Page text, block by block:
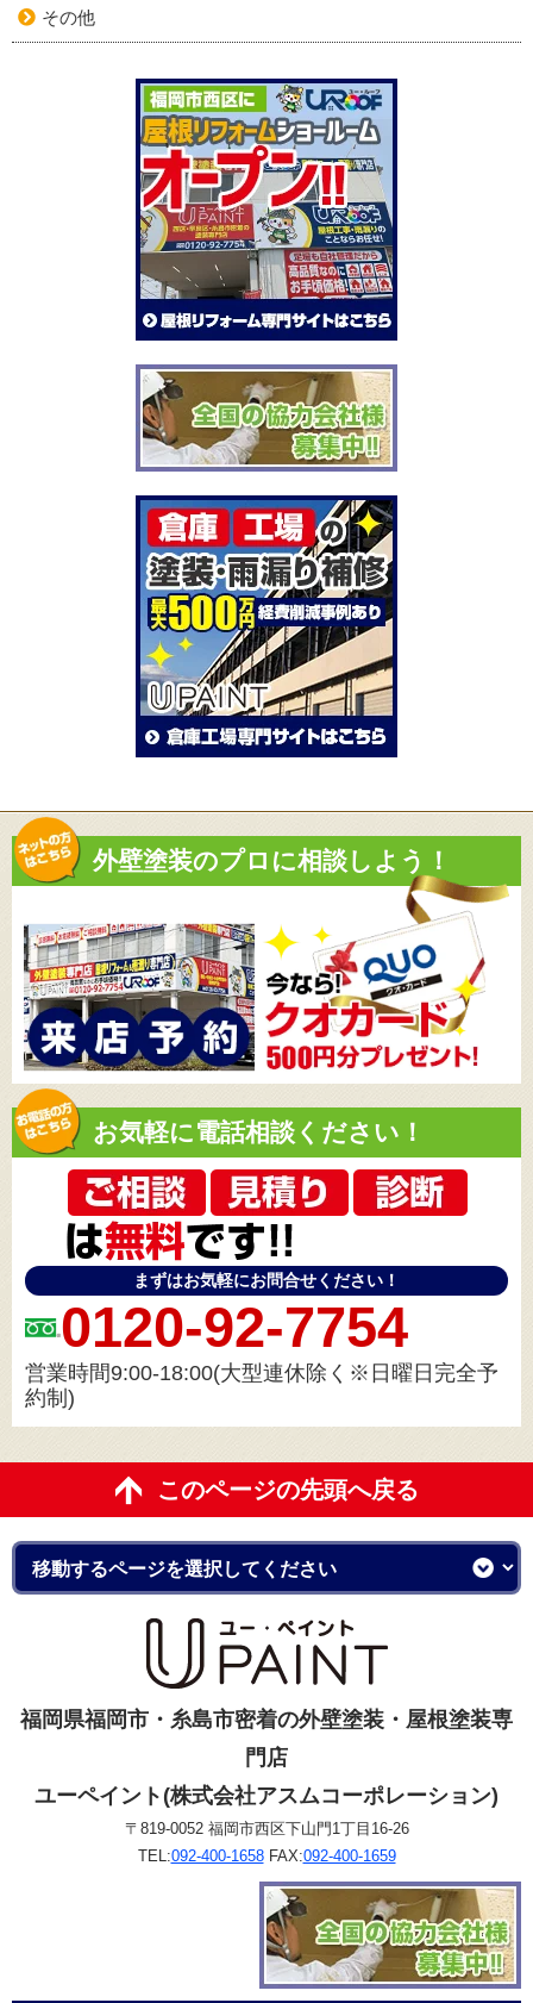
その他
外壁塗装のプロに相談しよう！
お気軽に電話相談ください！
まずはお気軽にお問合せください！
0120-92-7754
営業時間9:00-18:00(大型連休除く※日曜日完全予
約制)
このページの先頭へ戻る
福岡県福岡市・糸島市密着の外壁塗装・屋根塗装専
門店
ユーペイント(株式会社アスムコーポレーション)
〒819-0052 福岡市西区下山門1丁目16-26
TEL:092-400-1658FAX:092-400-1659